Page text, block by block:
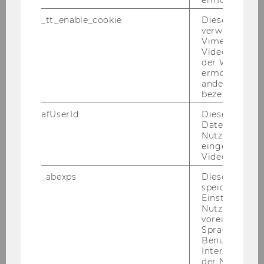
präsentierten in der Session
„Digitale Transformation im
öffentlichen Sektor“ den Einfluss
von Online-Petitionen auf
Bürgerbeteiligung und Agenda-
https://journals.aom.org/doi/a
sprach
außerdem in der Session
Rechenschaftspflicht“ und
präsentierte neue Erkenntnisse
zum Zusammenhang zwischen
Transparenz und Finanzleistung
in österreichischen Gemeinden:
https://journals.aom.org/doi/a
_tt_enable_cookie
Dieses
verwendet,
Vimeo-
der WU-
ermöglichen
andere nicht
bezeichnete
afUserId
Dieses
Daten von
Videos
_abexps
Dieses Cookie
speichert
Nutzer*in, zB.
Sprache,
der Nutzer*in